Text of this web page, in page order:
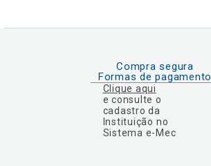
Compra segura
Formas de pagamento
Clique aqui
e consulte o
cadastro da
Instituição no
Sistema e-Mec